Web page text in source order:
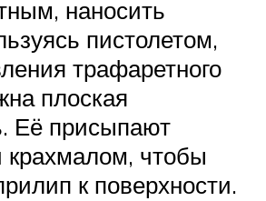
наносить
пистолетом,
трафаретного
плоская
Её присыпают
крахмалом, чтобы
к поверхности.